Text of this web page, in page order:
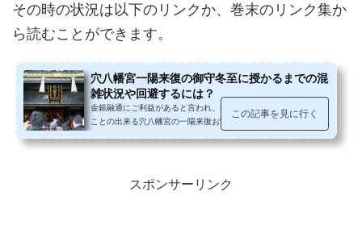
その時の状況は以下のリンクか、巻末のリンク集か
ら読むことができます。
穴八幡宮一陽来復の御守冬至に授かるまでの混
雑状況や回避するには？
金銀融通にご利益があると言われ、冬至から節分までのみ授かる
ことの出来る穴八幡宮の一陽来復お守り。これまでは平日に授か
この記事を見に行く
スポンサーリンク